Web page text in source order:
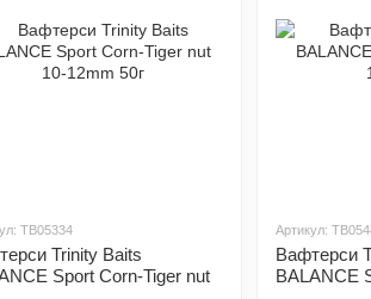
TB05334
Trinity Baits
Sport Corn-Tiger nut
Артикул:
Вафтерси
BALANCE